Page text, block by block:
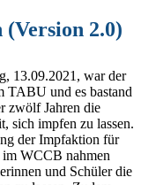
(Version 2.0)
13.09.2021, war der
TABU und es bastand
zwölf Jahren die
sich impfen zu lassen.
der Impfaktion für
WCCB nahmen
und Schüler die